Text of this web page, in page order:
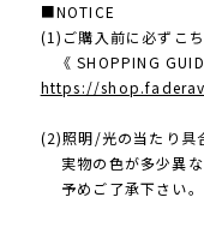
■NOTICE
(1)ご購入前に必ずこ
《 SHOPPING
https://
(2)照明/光の当たり具
実物の色が多少異な
予めご了承下さい。